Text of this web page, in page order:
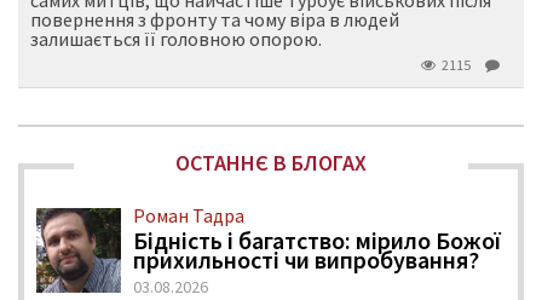
повернення з фронту та чому віра в людей
залишається її головною опорою.
2115
ОСТАННЄ В БЛОГАХ
Роман Тадра
Бідність і багатство: мірило Божої
прихильності чи випробування?
03.08.2026